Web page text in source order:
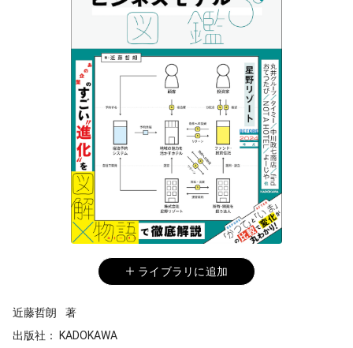
ライブラリに追加
近藤哲朗
著
出版社：
KADOKAWA